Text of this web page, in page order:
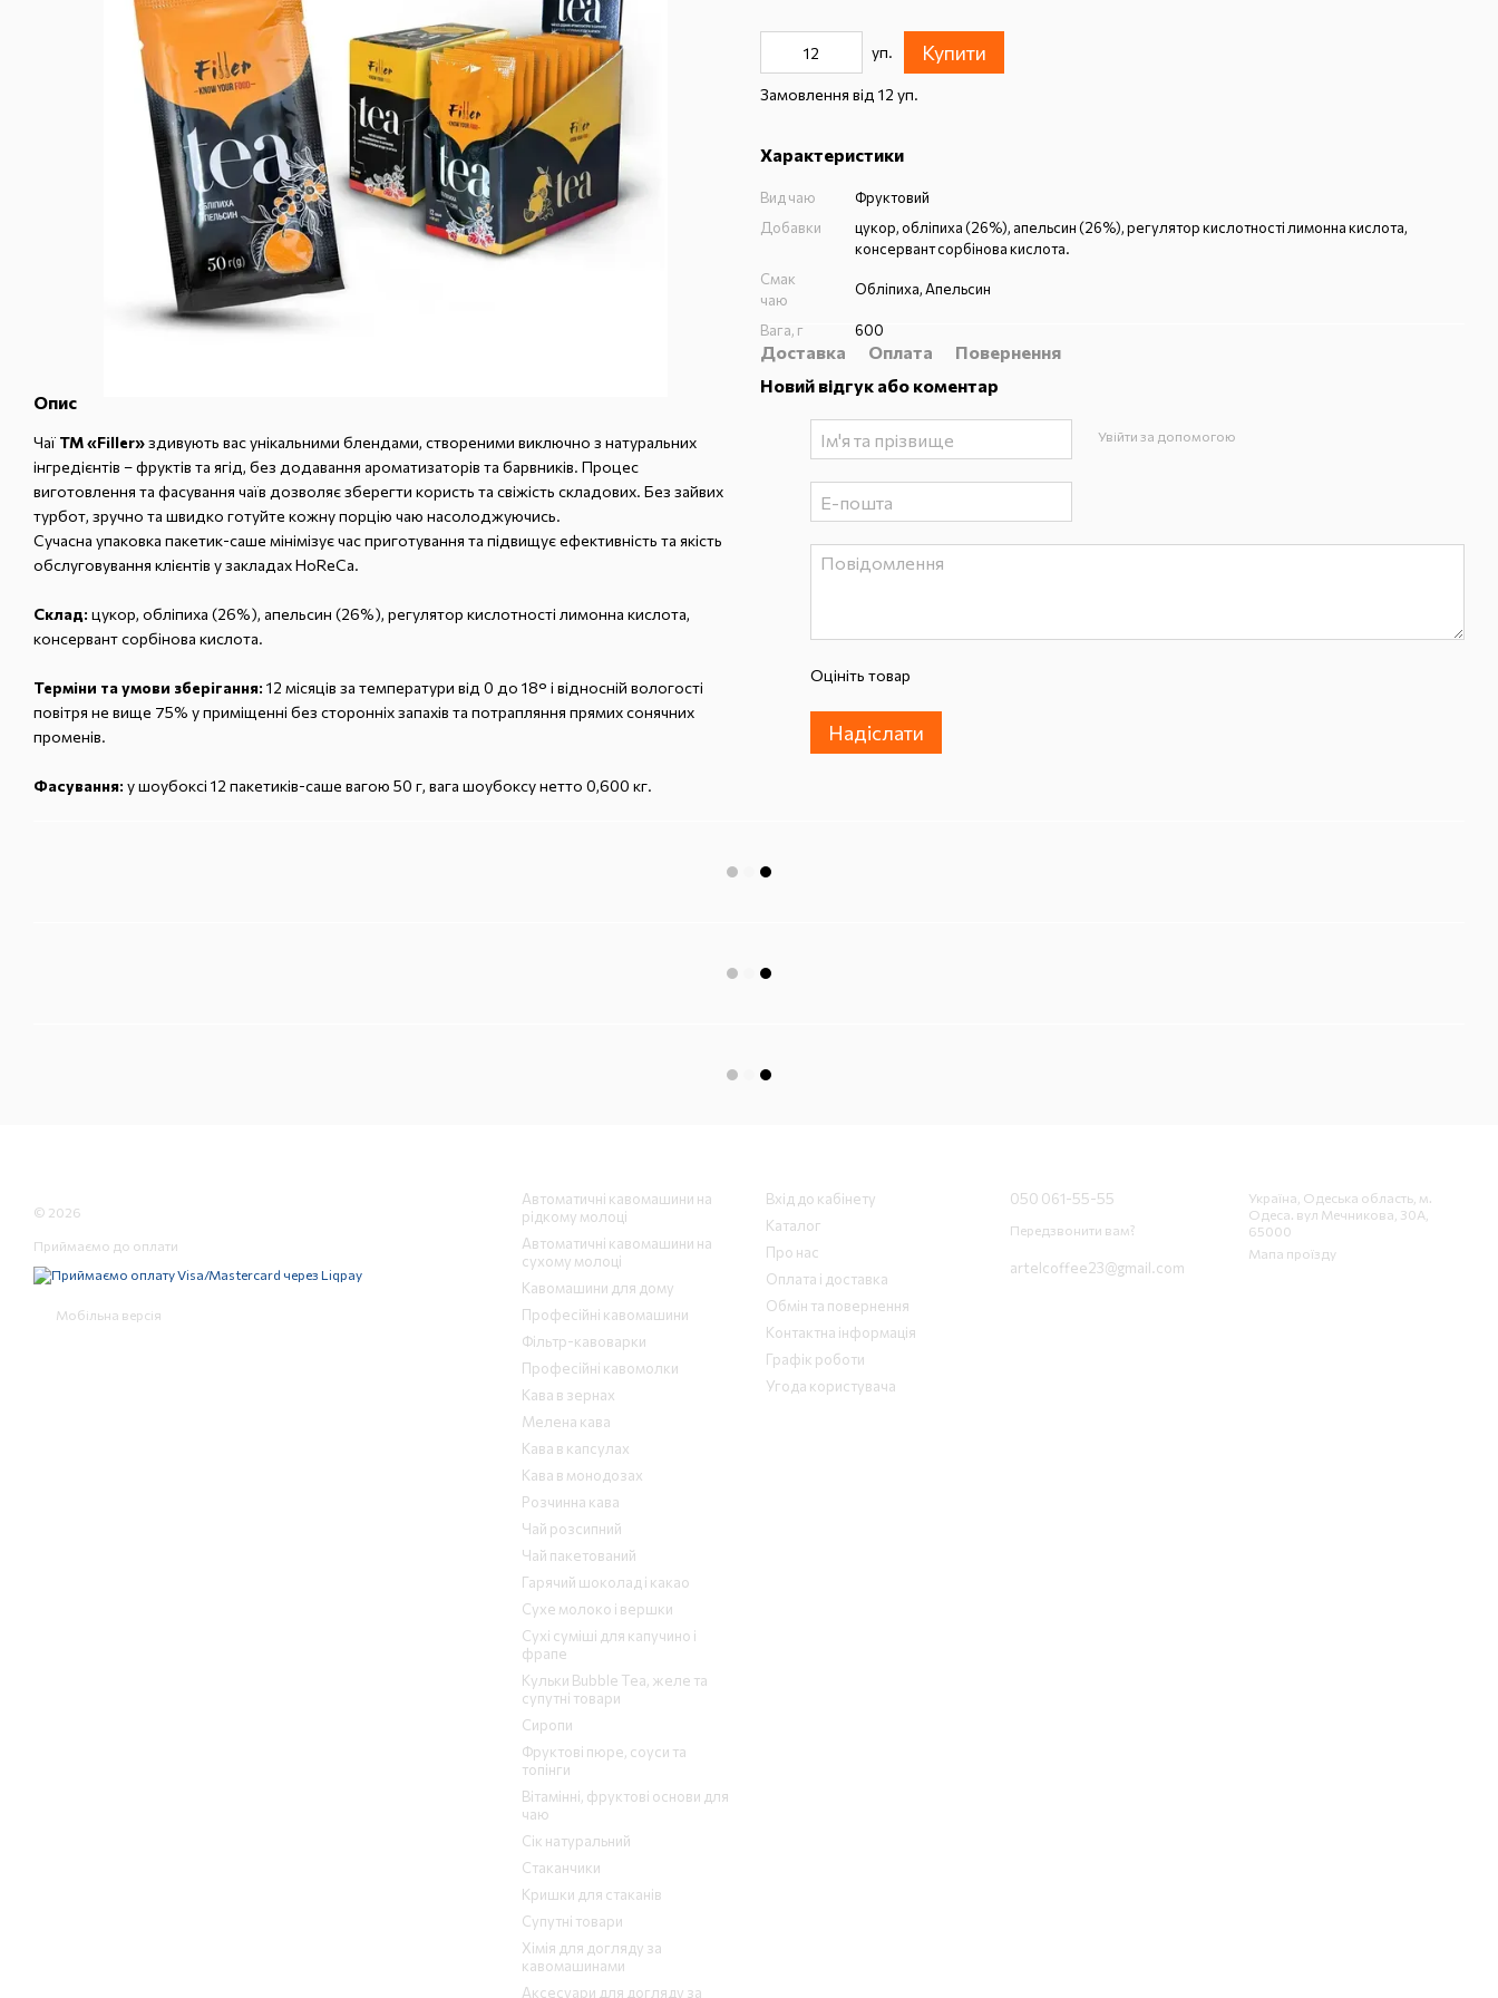
Опис
Чаї ТМ «Filler»здивують вас унікальними блендами, створеними виключно з натуральних
інгредієнтів – фруктів та ягід, без додавання ароматизаторів та барвників. Процес
виготовлення та фасування чаїв дозволяє зберегти користь та свіжість складових. Без зайвих
турбот, зручно та швидко готуйте кожну порцію чаю насолоджуючись.
Сучасна упаковка пакетик-саше мінімізує час приготування та підвищує ефективність та якість
обслуговування клієнтів у закладах HoReCа.
Склад: цукор, обліпиха (26%), апельсин (26%), регулятор кислотності лимонна кислота,
консервант сорбінова кислота.
Терміни та умови зберігання: 12 місяців за температури від 0 до 18° і відносній вологості
повітря не вище 75% у приміщенні без сторонніх запахів та потрапляння прямих сонячних
променів.
Фасування: у шоубоксі 12 пакетиків-саше вагою 50 г, вага шоубоксу нетто 0,600 кг.
уп. Купити
Замовлення від 12 уп.
Характеристики
Вид чаю
Фруктовий
Добавки
цукор, обліпиха (26%), апельсин (26%), регулятор кислотності лимонна кислота,
консервант сорбінова кислота.
Смак
чаю
Обліпиха, Апельсин
Вага, г 600
Доставка Оплата
Повернення
Новий відгук або коментар
Увійти за допомогою
Оцініть товар
Надіслати
© 2026
Приймаємо до оплати
Мобільна версія
Автоматичні кавомашини на
рідкому молоці
Автоматичні кавомашини на
сухому молоці
Кавомашини для дому
Професійні кавомашини
Фільтр-кавоварки
Професійні кавомолки
Кава в зернах
Мелена кава
Кава в капсулах
Кава в монодозах
Розчинна кава
Чай розсипний
Чай пакетований
Гарячий шоколад і какао
Сухе молоко і вершки
Сухі суміші для капучино і
фрапе
Кульки Bubble Tea, желе та
супутні товари
Сиропи
Фруктові пюре, соуси та
топінги
Вітамінні, фруктові основи для
чаю
Сік натуральний
Стаканчики
Кришки для стаканів
Супутні товари
Хімія для догляду за
кавомашинами
Аксесуари для догляду за
Вхід до кабінету
Каталог
Про нас
Оплата і доставка
Обмін та повернення
Контактна інформація
Графік роботи
Угода користувача
050 061-55-55
Передзвонити вам?
artelcoffee23@gmail.com
Україна, Одеська область, м.
Одеса. вул Мечникова, 30А,
65000
Мапа проїзду